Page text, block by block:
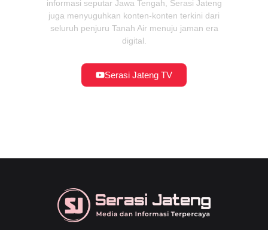
informasi seputar Jawa Tengah, Serasi Jateng
juga menyuguhkan konten-konten terkini dari
seluruh penjuru Tanah Air menuju jaman era
digital.
Serasi Jateng TV